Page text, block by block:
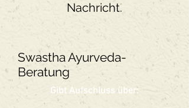
Nachricht.
Swastha Ayurveda-
Beratung
Gibt Aufschluss über: